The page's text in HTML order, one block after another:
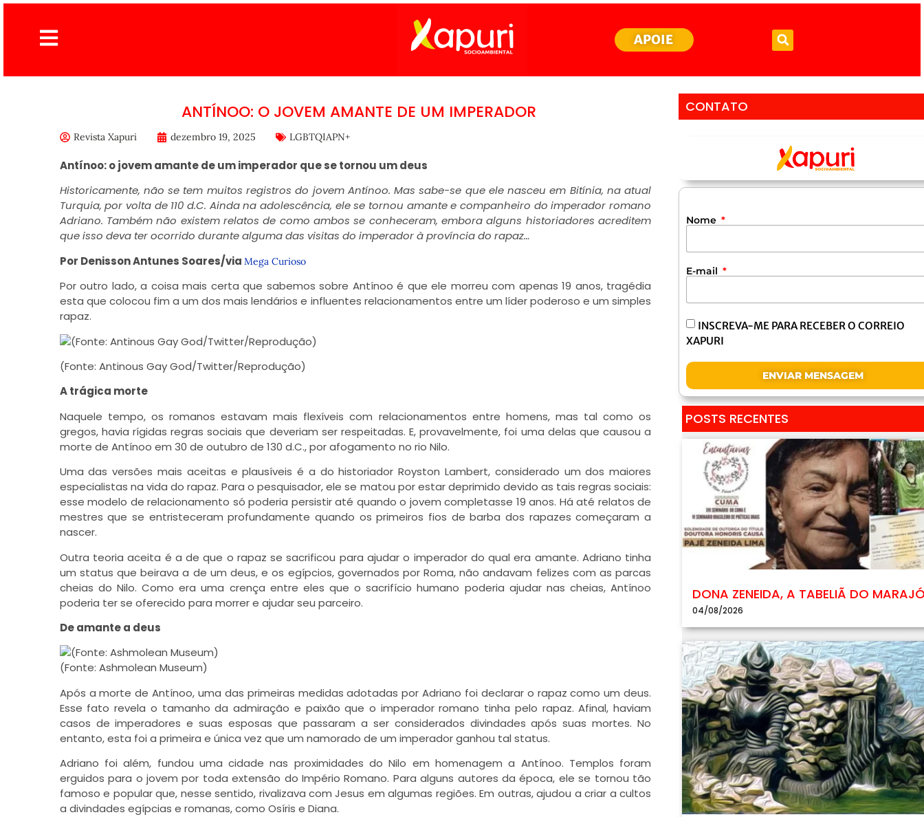
APOIE
ANTÍNOO: O JOVEM AMANTE DE UM IMPERADOR
Revista Xapuri dezembro 19, 2025 LGBTQIAPN+
Antínoo: o jovem amante de um imperador que se tornou um deus
Historicamente, não se tem muitos registros do jovem Antínoo. Mas sabe-se que ele nasceu em Bitínia, na atual
Turquia, por volta de 110 d.C. Ainda na adolescência, ele se tornou amante e companheiro do imperador romano
Adriano. Também não existem relatos de como ambos se conheceram, embora alguns historiadores acreditem
que isso deva ter ocorrido durante alguma das visitas do imperador à província do rapaz…
Por Denisson Antunes Soares/via Mega Curioso
Por outro lado, a coisa mais certa que sabemos sobre Antínoo é que ele morreu com apenas 19 anos, tragédia
esta que colocou fim a um dos mais lendários e influentes relacionamentos entre um líder poderoso e um simples
rapaz.
(Fonte: Antinous Gay God/Twitter/Reprodução)
A trágica morte
Naquele tempo, os romanos estavam mais flexíveis com relacionamentos entre homens, mas tal como os
gregos, havia rígidas regras sociais que deveriam ser respeitadas. E, provavelmente, foi uma delas que causou a
morte de Antínoo em 30 de outubro de 130 d.C., por afogamento no rio Nilo.
Uma das versões mais aceitas e plausíveis é a do historiador Royston Lambert, considerado um dos maiores
especialistas na vida do rapaz. Para o pesquisador, ele se matou por estar deprimido devido as tais regras sociais:
esse modelo de relacionamento só poderia persistir até quando o jovem completasse 19 anos. Há até relatos de
mestres que se entristeceram profundamente quando os primeiros fios de barba dos rapazes começaram a
nascer.
Outra teoria aceita é a de que o rapaz se sacrificou para ajudar o imperador do qual era amante. Adriano tinha
um status que beirava a de um deus, e os egípcios, governados por Roma, não andavam felizes com as parcas
cheias do Nilo. Como era uma crença entre eles que o sacrifício humano poderia ajudar nas cheias, Antínoo
poderia ter se oferecido para morrer e ajudar seu parceiro.
De amante a deus
(Fonte: Ashmolean Museum)
Após a morte de Antínoo, uma das primeiras medidas adotadas por Adriano foi declarar o rapaz como um deus.
Esse fato revela o tamanho da admiração e paixão que o imperador romano tinha pelo rapaz. Afinal, haviam
casos de imperadores e suas esposas que passaram a ser considerados divindades após suas mortes. No
entanto, esta foi a primeira e única vez que um namorado de um imperador ganhou tal status.
Adriano foi além, fundou uma cidade nas proximidades do Nilo em homenagem a Antínoo. Templos foram
erguidos para o jovem por toda extensão do Império Romano. Para alguns autores da época, ele se tornou tão
famoso e popular que, nesse sentido, rivalizava com Jesus em algumas regiões. Em outras, ajudou a criar a cultos
a divindades egípcias e romanas, como Osíris e Diana.
CONTATO
Nome
E-mail
INSCREVA-ME PARA RECEBER O CORREIO
XAPURI
ENVIAR MENSAGEM
POSTS RECENTES
DONA ZENEIDA, A TABELIÃ DO
04/08/2026